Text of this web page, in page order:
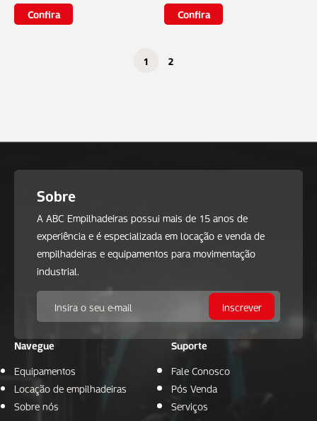
Confira
Confira
1 2
Sobre
A ABC Empilhadeiras possui mais de 15 anos de
experiência e é especializada em locação e venda de
empilhadeiras e equipamentos para movimentação
industrial.
Navegue
Equipamentos
Locação de empilhadeiras
Sobre nós
Suporte
Fale Conosco
Pós Venda
Serviços